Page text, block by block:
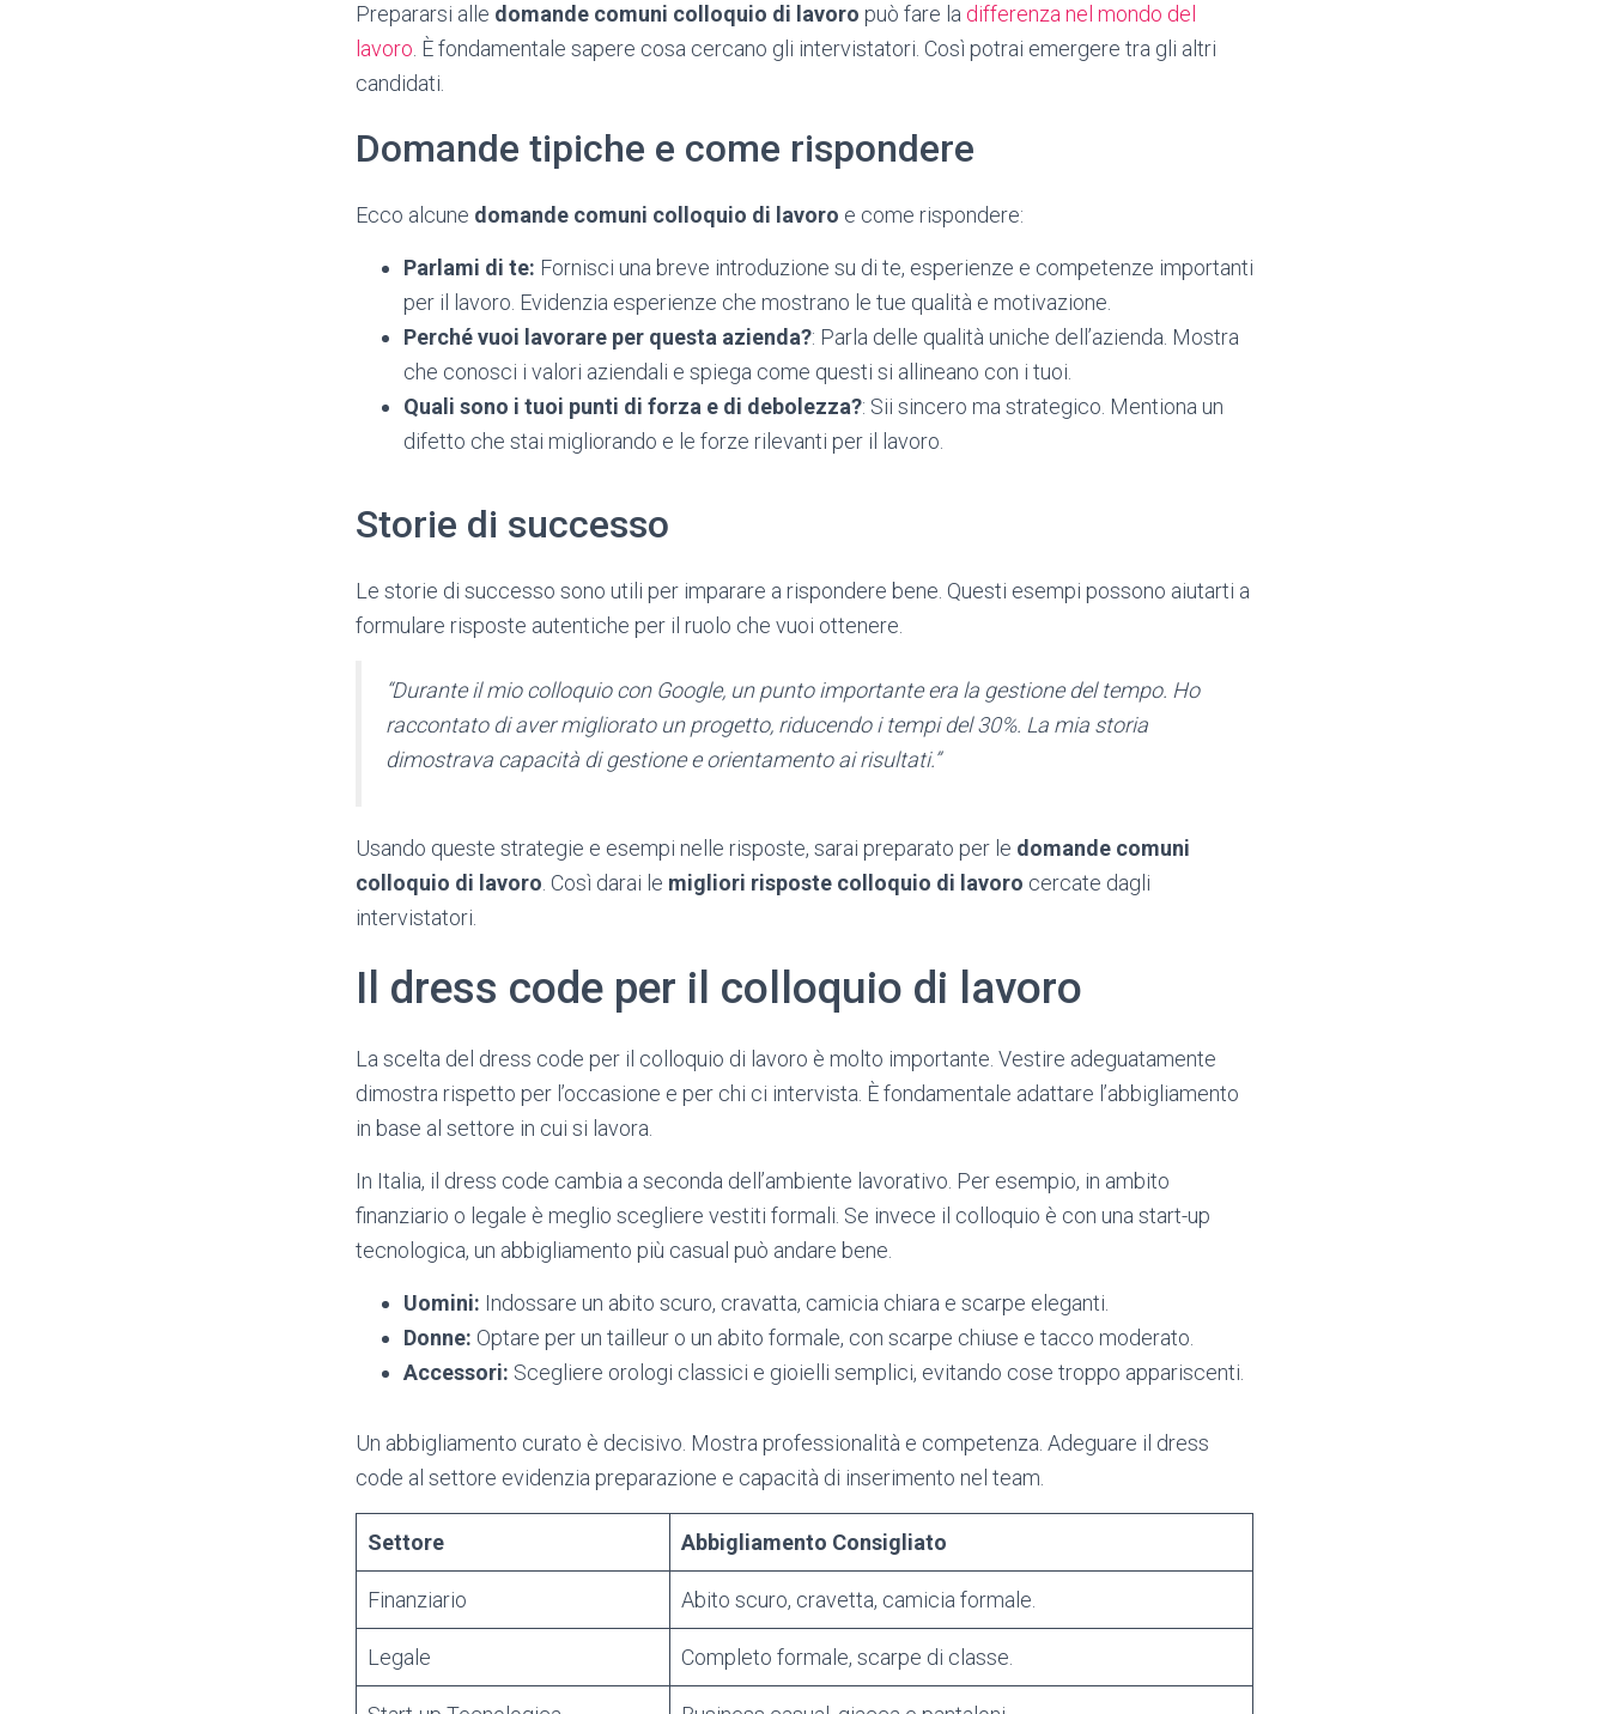
Prepararsi alle domande comuni colloquio di lavoro può fare la differenza nel mondo del
lavoro . È fondamentale sapere cosa cercano gli intervistatori. Così potrai emergere tra gli altri
candidati.
Domande tipiche e come rispondere
Ecco alcune domande comuni colloquio di lavoro e come rispondere:
Parlami di te: Fornisci una breve introduzione su di te, esperienze e competenze importanti
per il lavoro. Evidenzia esperienze che mostrano le tue qualità e motivazione.
Perché vuoi lavorare per questa azienda?: Parla delle qualità uniche dell’azienda. Mostra
che conosci i valori aziendali e spiega come questi si allineano con i tuoi.
Quali sono i tuoi punti di forza e di debolezza?: Sii sincero ma strategico. Mentiona un
difetto che stai migliorando e le forze rilevanti per il lavoro.
Storie di successo
Le storie di successo sono utili per imparare a rispondere bene. Questi esempi possono aiutarti a
formulare risposte autentiche per il ruolo che vuoi ottenere.
“Durante il mio colloquio con Google, un punto importante era la gestione del tempo. Ho
raccontato di aver migliorato un progetto, riducendo i tempi del 30%. La mia storia
dimostrava capacità di gestione e orientamento ai risultati.”
Usando queste strategie e esempi nelle risposte, sarai preparato per le domande comuni
colloquio di lavoro . Così darai le migliori risposte colloquio di lavoro cercate dagli
intervistatori.
Il dress code per il colloquio di lavoro
La scelta del dress code per il colloquio di lavoro è molto importante. Vestire adeguatamente
dimostra rispetto per l’occasione e per chi ci intervista. È fondamentale adattare l’abbigliamento
in base al settore in cui si lavora.
In Italia, il dress code cambia a seconda dell’ambiente lavorativo. Per esempio, in ambito
finanziario o legale è meglio scegliere vestiti formali. Se invece il colloquio è con una start-up
tecnologica, un abbigliamento più casual può andare bene.
Uomini: Indossare un abito scuro, cravatta, camicia chiara e scarpe eleganti.
Donne: Optare per un tailleur o un abito formale, con scarpe chiuse e tacco moderato.
Accessori: Scegliere orologi classici e gioielli semplici, evitando cose troppo appariscenti.
Un abbigliamento curato è decisivo. Mostra professionalità e competenza. Adeguare il dress
code al settore evidenzia preparazione e capacità di inserimento nel team.
Settore Abbigliamento Consigliato
Finanziario Abito scuro, cravetta, camicia formale.
Legale Completo formale, scarpe di classe.